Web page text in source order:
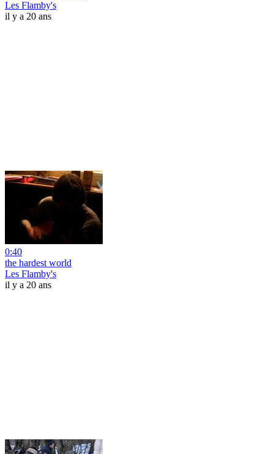
Les Flamby's
il y a 20 ans
0:40
the hardest world
Les Flamby's
il y a 20 ans